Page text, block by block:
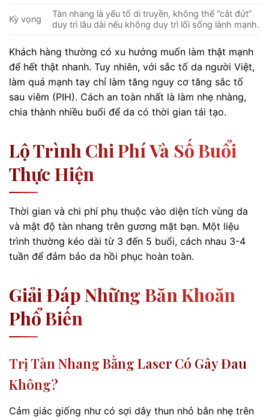
Kỳ vọng
Tàn nhang là yếu tố di truyền, không thể “cắt đứt”
duy trì lâu dài nếu không duy trì lối sống lành mạnh.
Khách hàng thường có xu hướng muốn làm thật mạnh
để hết thật nhanh. Tuy nhiên, với sắc tố da người Việt,
làm quá mạnh tay chỉ làm tăng nguy cơ tăng sắc tố
sau viêm (PIH). Cách an toàn nhất là làm nhẹ nhàng,
chia thành nhiều buổi để da có thời gian tái tạo.
Lộ Trình Chi Phí Và Số Buổi
Thực Hiện
Thời gian và chi phí phụ thuộc vào diện tích vùng da
và mật độ tàn nhang trên gương mặt bạn. Một liệu
trình thường kéo dài từ 3 đến 5 buổi, cách nhau 3-4
tuần để đảm bảo da hồi phục hoàn toàn.
Giải Đáp Những Băn Khoăn
Phổ Biến
Trị Tàn Nhang Bằng Laser Có Gây Đau
Không?
Cảm giác giống như có sợi dây thun nhỏ bắn nhẹ trên